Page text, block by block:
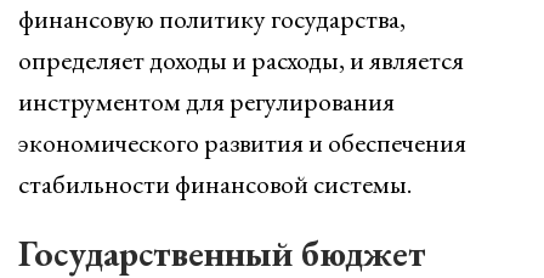
финансовую политику государства,
определяет доходы и расходы, и является
инструментом для регулирования
экономического развития и обеспечения
стабильности финансовой системы.
Государственный бюджет